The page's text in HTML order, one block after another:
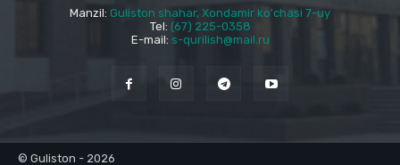
Manzil: Guliston shahar, Xondamir ko'chasi 7-uy
Tel: (67) 225-0358
E-mail: s-qurilish@mail.ru
© Guliston - 2026